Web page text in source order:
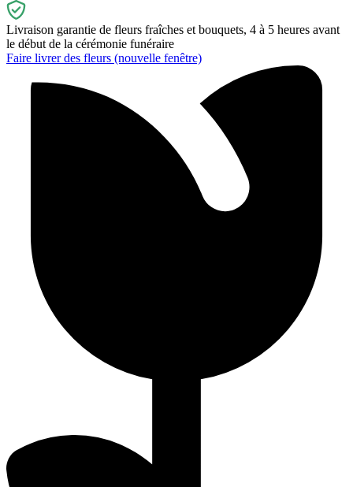
Livraison garantie de fleurs fraîches et bouquets, 4 à 5 heures avant
le début de la cérémonie funéraire
Faire livrer des fleurs (nouvelle fenêtre)